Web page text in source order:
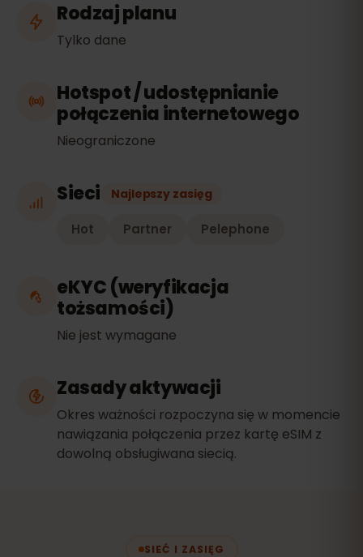
Rodzaj planu
Tylko dane
Hotspot / udostępnianie
połączenia internetowego
Nieograniczone
Sieci Najlepszy zasięg
Hot Partner Pelephone
eKYC (weryfikacja
tożsamości)
Nie jest wymagane
Zasady aktywacji
Okres ważności rozpoczyna się w momencie
nawiązania połączenia przez kartę eSIM z
dowolną obsługiwana siecią.
SIEĆ I ZASIĘG